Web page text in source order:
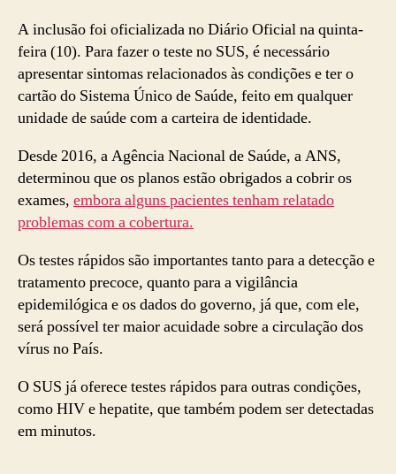
A inclusão foi oficializada no Diário Oficial na quinta-
feira (10). Para fazer o teste no SUS, é necessário
apresentar sintomas relacionados às condições e ter o
cartão do Sistema Único de Saúde, feito em qualquer
unidade de saúde com a carteira de identidade.
Desde 2016, a Agência Nacional de Saúde, a ANS,
determinou que os planos estão obrigados a cobrir os
exames, embora alguns pacientes tenham relatado
problemas com a cobertura.
Os testes rápidos são importantes tanto para a detecção e
tratamento precoce, quanto para a vigilância
epidemilógica e os dados do governo, já que, com ele,
será possível ter maior acuidade sobre a circulação dos
vírus no País.
O SUS já oferece testes rápidos para outras condições,
como HIV e hepatite, que também podem ser detectadas
em minutos.